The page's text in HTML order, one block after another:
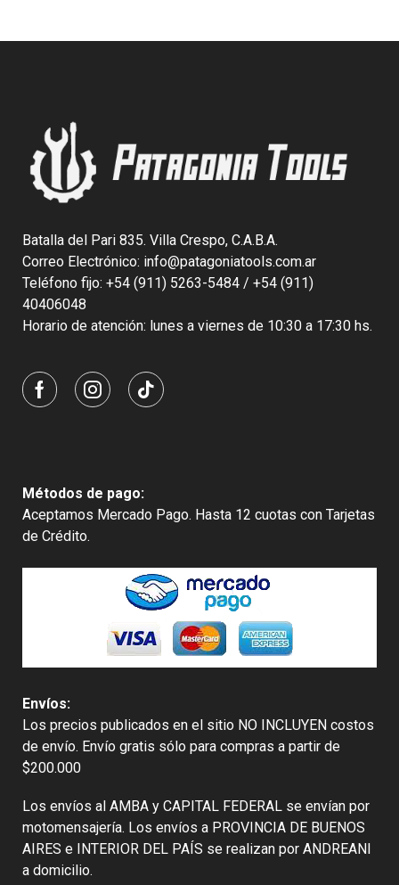
Batalla del Pari 835. Villa Crespo, C.A.B.A.
Correo Electrónico: info@patagoniatools.com.ar
Teléfono fijo: +54 (911) 5263-5484 / +54 (911)
40406048
Horario de atención: lunes a viernes de 10:30 a 17:30 hs.
Métodos de pago:
Aceptamos Mercado Pago. Hasta 12 cuotas con Tarjetas
de Crédito.
Envíos:
Los precios publicados en el sitio NO INCLUYEN costos
de envío. Envío gratis sólo para compras a partir de
$200.000
Los envíos al AMBA y CAPITAL FEDERAL se envían por
motomensajería. Los envíos a PROVINCIA DE BUENOS
AIRES e INTERIOR DEL PAÍS se realizan por ANDREANI
a domicilio.